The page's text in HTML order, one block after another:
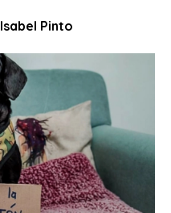
Isabel Pinto